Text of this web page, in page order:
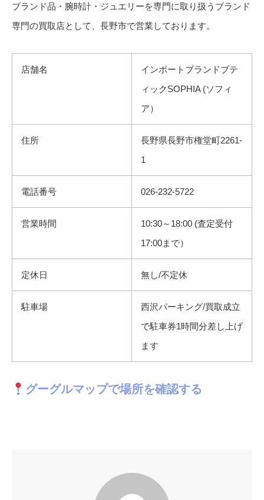
ブランド品・腕時計・ジュエリーを専門に取り扱うブランド
専門の買取店として、長野市で営業しております。
店舗名
インポートブランドブテ
ィックSOPHIA (ソフィ
ア）
住所
長野県長野市権堂町2261-
1
電話番号 026-232-5722
営業時間
10:30～18:00 (査定受付
17:00まで）
定休日 無し/不定休
駐車場
西沢パーキング/買取成立
で駐車券1時間分差し上げ
ます
グーグルマップで場所を確認する